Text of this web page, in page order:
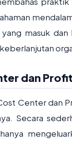
masuk
dan
Center dan
Secara